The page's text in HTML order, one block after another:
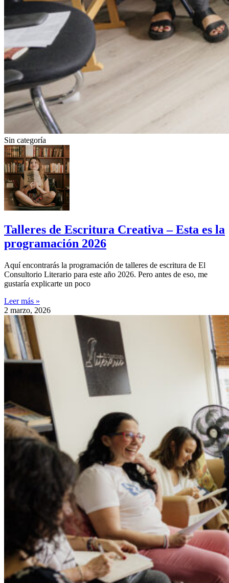
Sin categoría
Talleres de Escritura Creativa – Esta es la
programación 2026
Aquí encontrarás la programación de talleres de escritura de El
Consultorio Literario para este año 2026. Pero antes de eso, me
gustaría explicarte un poco
Leer más »
2 marzo, 2026